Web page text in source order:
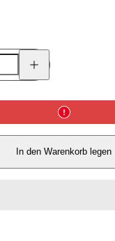
für
In den Warenkorb legen